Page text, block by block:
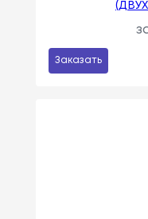
Заказать